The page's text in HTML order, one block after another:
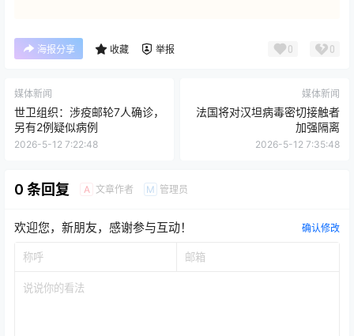
海报分享 收藏 举报 0 0
媒体新闻
世卫组织：涉疫邮轮7人确诊，
另有2例疑似病例
2026-5-12 7:22:48
媒体新闻
法国将对汉坦病毒密切接触者
加强隔离
2026-5-12 7:35:48
0 条回复 A 文章作者 M 管理员
欢迎您，新朋友，感谢参与互动！ 确认修改